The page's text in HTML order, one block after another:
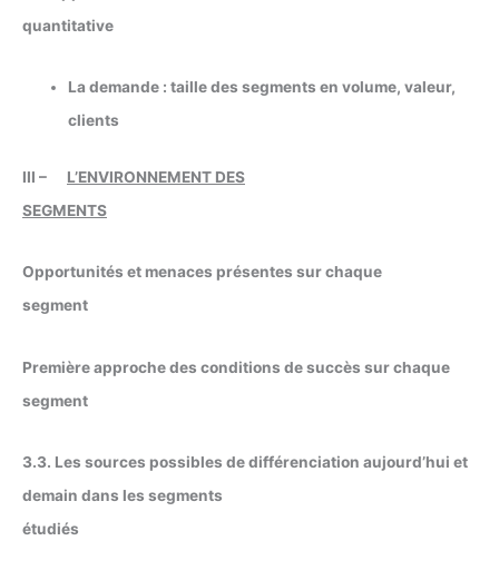
quantitative
La demande : taille des segments en volume, valeur,
clients
III – L’ENVIRONNEMENT DES
SEGMENTS
Opportunités et menaces présentes sur chaque
segment
Première approche des conditions de succès sur chaque
segment
3.3. Les sources possibles de différenciation aujourd’hui et
demain dans les segments
étudiés